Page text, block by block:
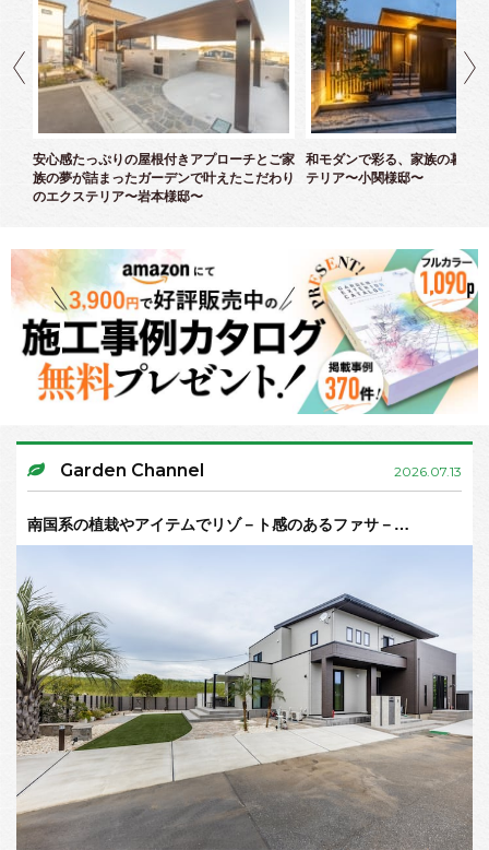
安心感たっぷりの屋根付きアプローチとご家
族の夢が詰まったガーデンで叶えたこだわり
のエクステリア〜岩本様邸〜
和モダンで彩る、家族の暮ら
テリア〜小関様邸〜
Garden Channel 2026.07.13
南国系の植栽やアイテムでリゾ－ト感のあるファサ－…